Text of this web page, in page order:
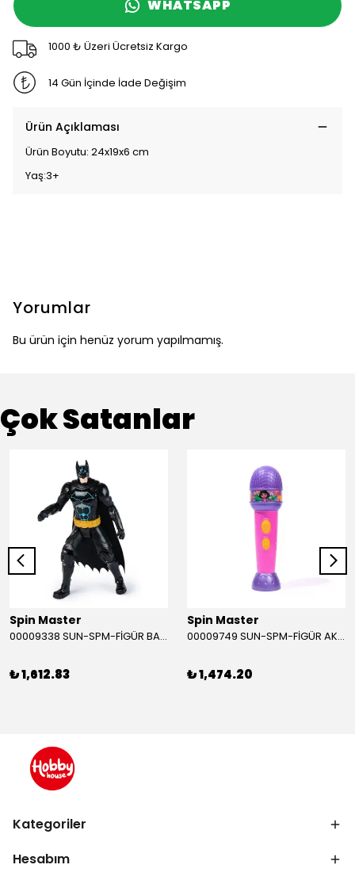
WHATSAPP
1000 ₺ Üzeri Ücretsiz Kargo
14 Gün İçinde İade Değişim
Ürün Açıklaması
Ürün Boyutu: 24x19x6 cm
Yaş:3+
Yorumlar
Bu ürün için henüz yorum yapılmamış.
Çok Satanlar
Spin Master
00009338 SUN-SPM-FİGÜR BATMAN NİNJA STRIKE 30 CM. EXC.
₺ 1,612.83
Spin Master
00009749 SUN-SPM-FİGÜR AKS. DORA MİKROFON YAĞMUR ORMANI RİTMİ (DORA) SESLİ
₺ 1,474.20
Kategoriler
Hesabım